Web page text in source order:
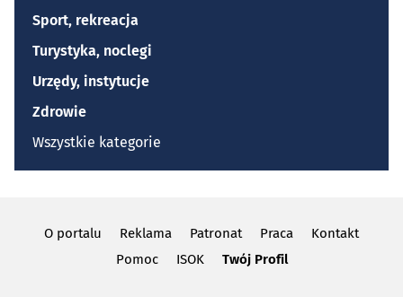
Sport, rekreacja
Turystyka, noclegi
Urzędy, instytucje
Zdrowie
Wszystkie kategorie
O portalu Reklama Patronat Praca
Kontakt
Pomoc
ISOK Twój Profil